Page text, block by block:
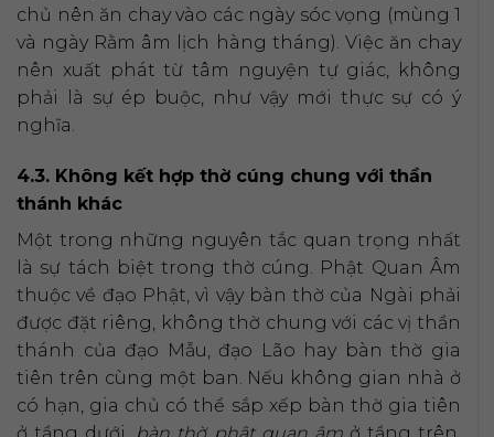
chủ nên ăn chay vào các ngày sóc vọng (mùng 1
và ngày Rằm âm lịch hàng tháng). Việc ăn chay
nên xuất phát từ tâm nguyện tự giác, không
phải là sự ép buộc, như vậy mới thực sự có ý
nghĩa.
4.3. Không kết hợp thờ cúng chung với thần
thánh khác
Một trong những nguyên tắc quan trọng nhất
là sự tách biệt trong thờ cúng. Phật Quan Âm
thuộc về đạo Phật, vì vậy bàn thờ của Ngài phải
được đặt riêng, không thờ chung với các vị thần
thánh của đạo Mẫu, đạo Lão hay bàn thờ gia
tiên trên cùng một ban. Nếu không gian nhà ở
có hạn, gia chủ có thể sắp xếp bàn thờ gia tiên